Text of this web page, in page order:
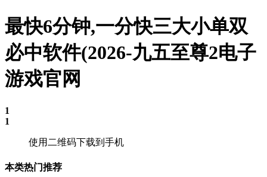
最快6分钟,一分快三大小单双
必中软件(2026-九五至尊2电子
游戏官网
1
1
使用二维码下载到手机
本类热门推荐